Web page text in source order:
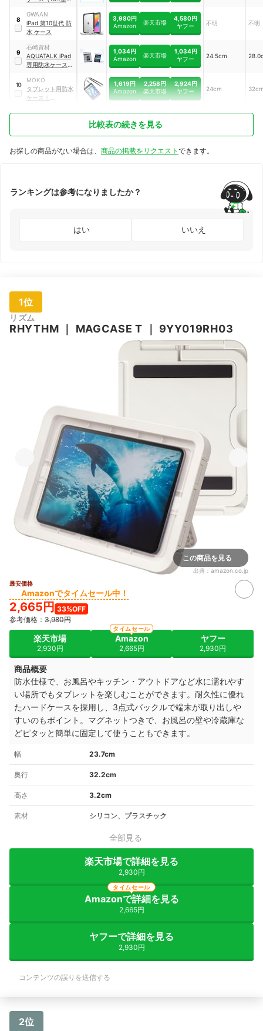
8
GWAAN
iPad 第10世代 防
水 ケース
3,980円
Amazon
楽天市場
4,580円
ヤフー
不明 不明
9
石崎資材
AQUATALK iPad
専用防水ケース
1,034円
Amazon
楽天市場
1,034円
ヤフー
24.5cm
10
MOKO
タブレット用防水
ケース
1,619円
Amazon
2,258円
楽天市場
2,924円
ヤフー
24cm
比較表の続きを見る
お探しの商品がない場合は、 商品の掲載をリクエスト できます。
ランキングは参考になりましたか？
はい いいえ
1位
リズム
RHYTHM ｜ MAGCASE T ｜ 9YY019RH03
この商品を見る
出典： amazon.co.jp
最安価格
Amazonでタイムセール中！
2,665円 33%OFF
参考価格： 3,980円
楽天市場
2,930円
Amazon
2,665円
タイムセール
ヤフー
2,930円
商品概要
防水仕様で、お風呂やキッチン・アウトドアなど水に濡れやす
い場所でもタブレットを楽しむことができます。耐久性に優れ
たハードケースを採用し、3点式バックルで端末が取り出しや
すいのもポイント。マグネットつきで、お風呂の壁や冷蔵庫な
どピタッと簡単に固定して使うこともできます。
幅 23.7cm
奥行 32.2cm
高さ 3.2cm
素材 シリコン、プラスチック
全部見る
楽天市場で詳細を見る
2,930円
Amazonで詳細を見る
2,665円
タイムセール
ヤフーで詳細を見る
2,930円
コンテンツの誤りを送信する
2位